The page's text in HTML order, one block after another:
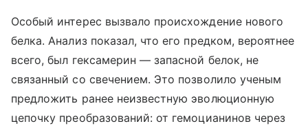
Особый интерес вызвало происхождение нового
белка. Анализ показал, что его предком, вероятнее
всего, был гексамерин — запасной белок, не
связанный со свечением. Это позволило ученым
предложить ранее неизвестную эволюционную
цепочку преобразований: от гемоцианинов через